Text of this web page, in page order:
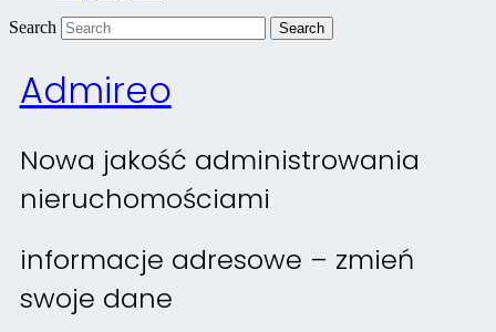
Search
Admireo
Nowa jakość administrowania
nieruchomościami
informacje adresowe – zmień
swoje dane